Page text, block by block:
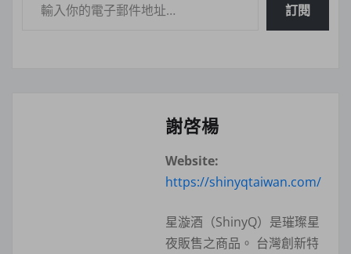
訂閱
謝啓楊
Website:
https://shinyqtaiwan.com/
星漩酒（ShinyQ）是璀璨星
夜販售之商品。 台灣創新特